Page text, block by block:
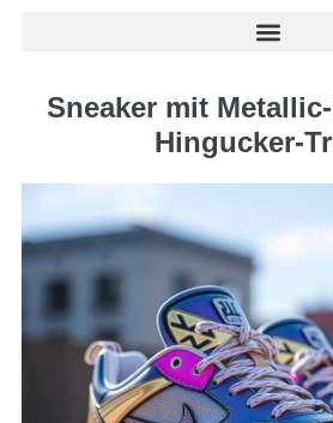
Sneaker mit
Hingucker-